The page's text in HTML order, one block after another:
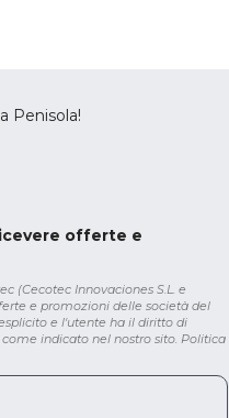
Penisola!
offerte e
(Cecotec Innovaciones S.L. e
e promozioni delle società del
e l'utente ha il diritto di
indicato nel nostro sito. Politica